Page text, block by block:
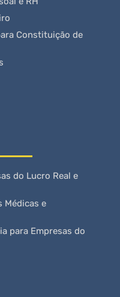
Constituição de
do Lucro Real e
Médicas e
para Empresas do